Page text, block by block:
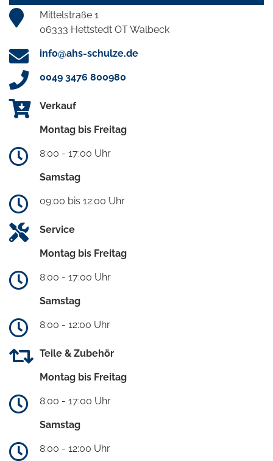
Mittelstraße 1
06333 Hettstedt OT Walbeck
info@ahs-schulze.de
0049 3476 800980
Verkauf
Montag bis Freitag
8:00 - 17:00 Uhr
Samstag
09:00 bis 12:00 Uhr
Service
Montag bis Freitag
8:00 - 17:00 Uhr
Samstag
8:00 - 12:00 Uhr
Teile & Zubehör
Montag bis Freitag
8:00 - 17:00 Uhr
Samstag
8:00 - 12:00 Uhr